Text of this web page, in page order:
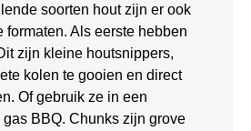
soorten hout zijn er ook
formaten. Als eerste hebben
zijn kleine houtsnippers,
kolen te gooien en direct
Of gebruik ze in een
BBQ. Chunks zijn grove